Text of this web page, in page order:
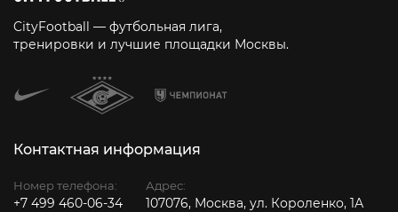
CityFootball — футбольная лига,
тренировки и лучшие площадки Москвы.
Контактная информация
Номер телефона:
+7 499 460-06-34
Адрес:
107076, Москва, ул. Короленко, 1А